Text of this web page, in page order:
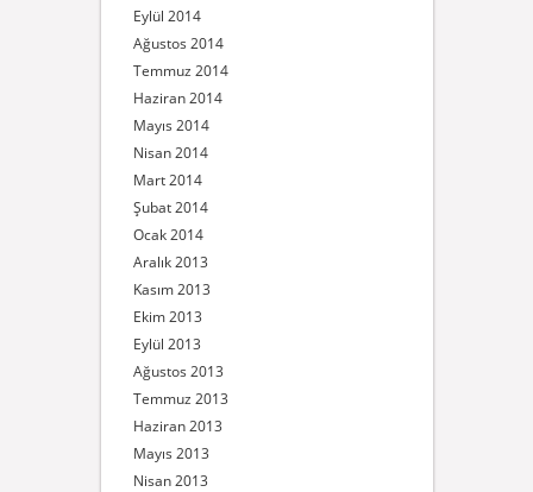
Eylül 2014
Ağustos 2014
Temmuz 2014
Haziran 2014
Mayıs 2014
Nisan 2014
Mart 2014
Şubat 2014
Ocak 2014
Aralık 2013
Kasım 2013
Ekim 2013
Eylül 2013
Ağustos 2013
Temmuz 2013
Haziran 2013
Mayıs 2013
Nisan 2013